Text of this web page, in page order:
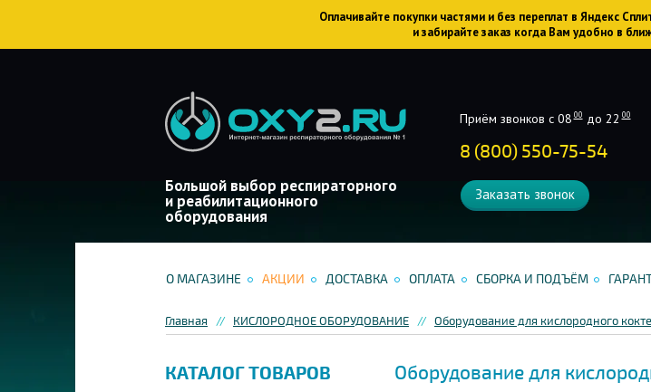
Оплачивайте покупки частями и без переплат в Яндекс
и забирайте заказ когда Вам удобно в
Большой выбор респираторного
и реабилитационного
оборудования
Приём звонков с 08 00до 22 00
8 (800) 550-75-54
Заказать звонок
О МАГАЗИНЕ АКЦИИ ДОСТАВКА ОПЛАТА СБОРКА И ПОДЪЁМ
Главная КИСЛОРОДНОЕ ОБОРУДОВАНИЕ Оборудование для кислородного
КАТАЛОГ ТОВАРОВ Оборудование для